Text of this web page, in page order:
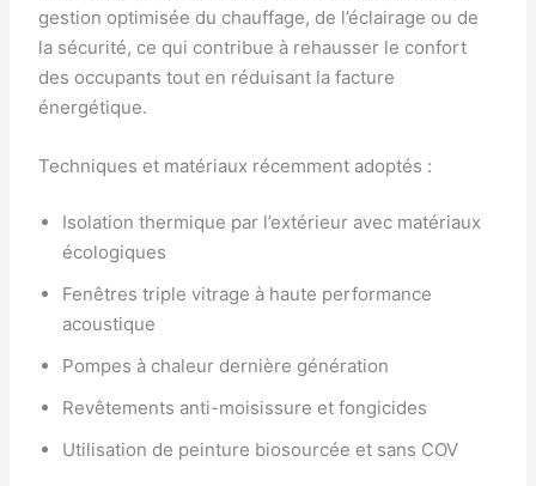
gestion optimisée du chauffage, de l’éclairage ou de
la sécurité, ce qui contribue à rehausser le confort
des occupants tout en réduisant la facture
énergétique.
Techniques et matériaux récemment adoptés :
Isolation thermique par l’extérieur avec matériaux
écologiques
Fenêtres triple vitrage à haute performance
acoustique
Pompes à chaleur dernière génération
Revêtements anti-moisissure et fongicides
Utilisation de peinture biosourcée et sans COV